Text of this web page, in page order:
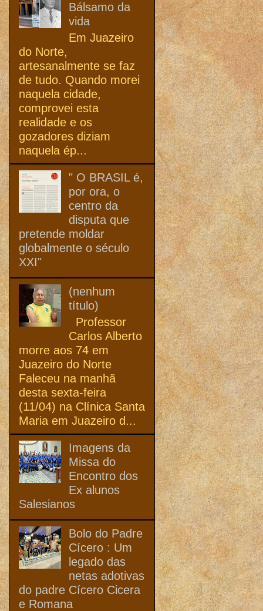
Bálsamo da
vida
Em Juazeiro
do Norte,
artesanalmente se faz
de tudo. Quando morei
naquela cidade,
comprovei esta
realidade e os
gozadores diziam
naquela ép...
" O BRASIL é,
por ora, o
centro da
disputa que
pretende moldar
globalmente o século
XXI"
(nenhum
título)
Professor
Carlos Alberto
morre aos 74 em
Juazeiro do Norte
Faleceu na manhã
desta sexta-feira
(11/04) na Clínica Santa
Maria em Juazeiro d...
Imagens da
Missa do
Encontro dos
Ex alunos
Salesianos
Bolo do Padre
Cícero : Um
legado das
netas adotivas
do padre Cícero Cicera
e Romana